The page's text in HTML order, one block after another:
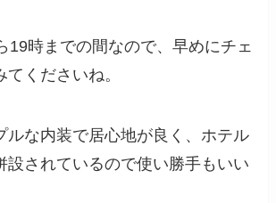
19時までの間なので、早めにチェ
くださいね。
ルな内装で居心地が良く、ホテル
設されているので使い勝手もいい